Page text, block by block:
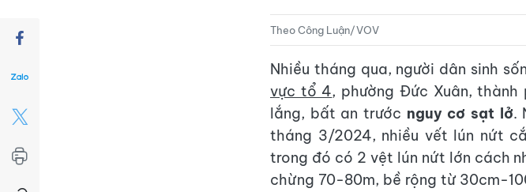
Theo Công Luận/VOV
Nhiều tháng qua, người dân sinh
vực tổ 4, phường Đức Xuân,
lắng, bất an trước nguy cơ sạt lở.
tháng 3/2024, nhiều vết lún nứt
trong đó có 2 vệt lún nứt lớn cách
chừng 70-80m, bề rộng từ 30cm-